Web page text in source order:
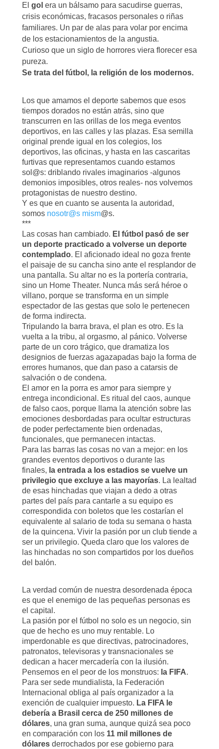
El gol era un bálsamo para sacudirse guerras,
crisis económicas, fracasos personales o riñas
familiares. Un par de alas para volar por encima
de los estacionamientos de la angustia.
Curioso que un siglo de horrores viera florecer esa
pureza.
Se trata del fútbol, la religión de los modernos.
Los que amamos el deporte sabemos que esos
tiempos dorados no están atrás, sino que
transcurren en las orillas de los mega eventos
deportivos, en las calles y las plazas. Esa semilla
original prende igual en los colegios, los
deportivos, las oficinas, y hasta en las cascaritas
furtivas que representamos cuando estamos
sol@s: driblando rivales imaginarios -algunos
demonios imposibles, otros reales- nos volvemos
protagonistas de nuestro destino.
Y es que en cuanto se ausenta la autoridad,
somos nosotr@s mism@s.
***
Las cosas han cambiado. El fútbol pasó de ser
un deporte practicado a volverse un deporte
contemplado. El aficionado ideal no goza frente
el paisaje de su cancha sino ante el resplandor de
una pantalla. Su altar no es la portería contraria,
sino un Home Theater. Nunca más será héroe o
villano, porque se transforma en un simple
espectador de las gestas que solo le pertenecen
de forma indirecta.
Tripulando la barra brava, el plan es otro. Es la
vuelta a la tribu, al orgasmo, al pánico. Volverse
parte de un coro trágico, que dramatiza los
designios de fuerzas agazapadas bajo la forma de
errores humanos, que dan paso a catarsis de
salvación o de condena.
El amor en la porra es amor para siempre y
entrega incondicional. Es ritual del caos, aunque
de falso caos, porque llama la atención sobre las
emociones desbordadas para ocultar estructuras
de poder perfectamente bien ordenadas,
funcionales, que permanecen intactas.
Para las barras las cosas no van a mejor: en los
grandes eventos deportivos o durante las
finales, la entrada a los estadios se vuelve un
privilegio que excluye a las mayorías. La lealtad
de esas hinchadas que viajan a dedo a otras
partes del país para cantarle a su equipo es
correspondida con boletos que les costarían el
equivalente al salario de toda su semana o hasta
de la quincena. Vivir la pasión por un club tiende a
ser un privilegio. Queda claro que los valores de
las hinchadas no son compartidos por los dueños
del balón.
La verdad común de nuestra desordenada época
es que el enemigo de las pequeñas personas es
el capital.
La pasión por el fútbol no solo es un negocio, sin
que de hecho es uno muy rentable. Lo
imperdonable es que directivas, patrocinadores,
patronatos, televisoras y transnacionales se
dedican a hacer mercadería con la ilusión.
Pensemos en el peor de los monstruos: la FIFA.
Para ser sede mundialista, la Federación
Internacional obliga al país organizador a la
exención de cualquier impuesto. La FIFA le
debería a Brasil cerca de 250 millones de
dólares, una gran suma, aunque quizá sea poco
en comparación con los 11 mil millones de
dólaresderrochados por ese gobierno para